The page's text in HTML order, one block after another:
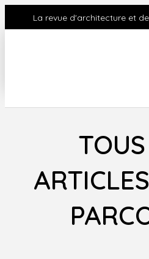
La revue d'architecture et